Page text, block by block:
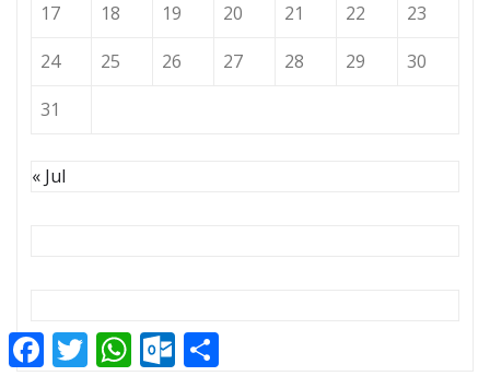
17
18 19 20 21 22
23
24
25 26 27 28 29
30
31
« Jul
FacebookTwitterWhatsAppOutlook.com